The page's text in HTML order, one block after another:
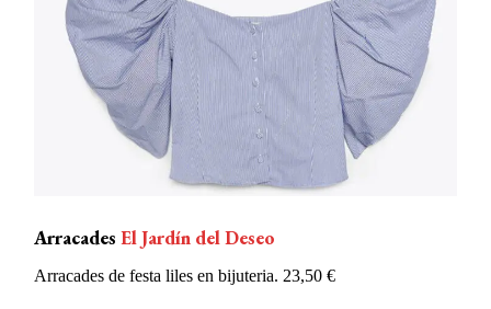
ArracadesEl Jardín del Deseo
Arracades de festa liles en bijuteria. 23,50 €